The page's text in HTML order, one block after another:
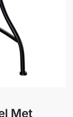
Met